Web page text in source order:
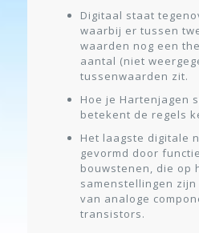
Digitaal staat
waarbij er tussen
waarden nog een
aantal (niet
tussenwaarden zit.
Hoe je Hartenjagen
betekent de regels
Het laagste digitale
gevormd door
bouwstenen, die op
samenstellingen
van analoge
transistors.